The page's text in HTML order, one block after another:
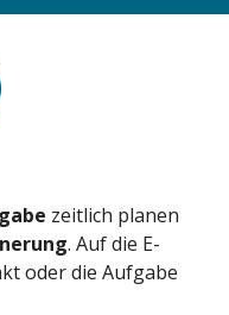
zeitlich planen
. Auf die E-
oder die Aufgabe